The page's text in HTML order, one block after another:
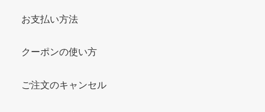
お支払い方法
クーポンの使い方
ご注文のキャンセル